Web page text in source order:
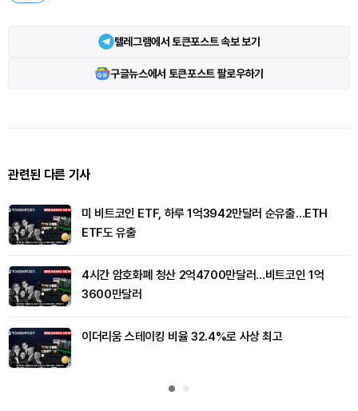
텔레그램에서 토큰포스트 속보 보기
구글뉴스에서 토큰포스트 팔로우하기
관련된 다른 기사
미 비트코인 ETF, 하루 1억3942만달러 순유출…ETH
ETF도 유출
4시간 암호화폐 청산 2억4700만달러…비트코인 1억
3600만달러
이더리움 스테이킹 비율 32.4%로 사상 최고